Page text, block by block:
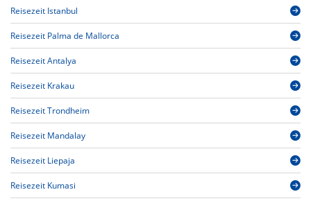
Reisezeit Istanbul
Reisezeit Palma de Mallorca
Reisezeit Antalya
Reisezeit Krakau
Reisezeit Trondheim
Reisezeit Mandalay
Reisezeit Liepaja
Reisezeit Kumasi